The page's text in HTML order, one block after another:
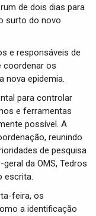
de dois dias para
surto do novo
e responsáveis de
coordenar os
nova epidemia.
para controlar
e ferramentas
possível. A
reunindo
de pesquisa
da OMS, Tedros
escrita.
feira, os
a identificação